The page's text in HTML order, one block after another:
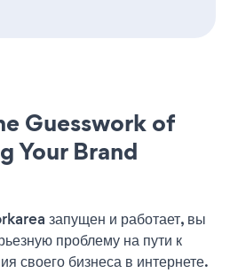
Guesswork of
Your Brand
запущен и работает, вы
проблему на пути к
своего бизнеса в интернете.